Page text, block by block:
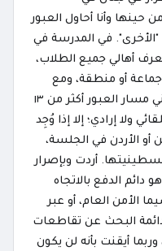
وأنا أحاول العبور
"الأخرى". في المدرسة في
أهالي جميع الطلاب،
أو منطقة، ومع
ذلك، بقيت مصّرة على العبور. أخذني مسار العبور أكثر من ١٣
ولا إرادي؛ إلا إذا وُجِد
الأردن في الجلسة،
أردت وبإصرار
دائم الدفع بالاتجاه
الأمن العام، أو عبر
دائمة البحث عن تقاطعات
أيقنت بأنه لن يكون